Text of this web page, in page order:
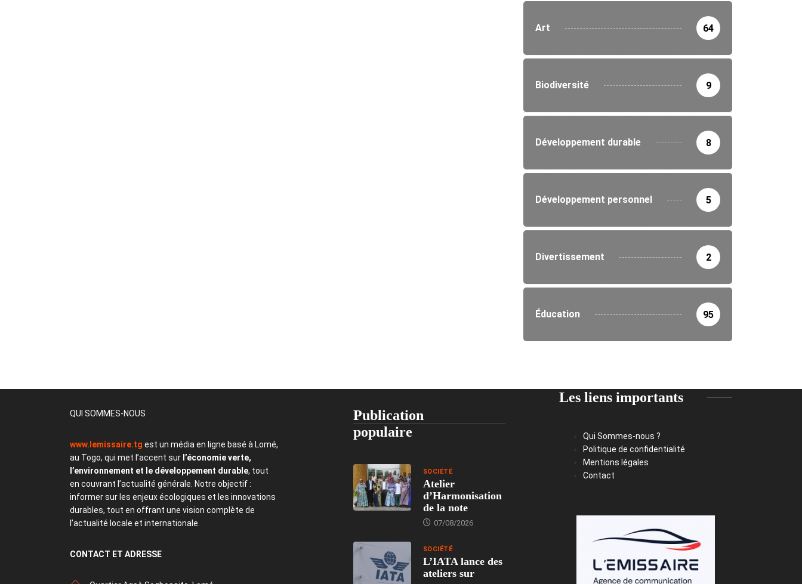
Art 64
Biodiversité 9
Développement durable 8
Développement personnel 5
Divertissement 2
Éducation 95
QUI SOMMES-NOUS
www.lemissaire.tg est un média en ligne basé à Lomé,
au Togo, qui met l’accent sur l’économie verte,
l’environnement et le développement durable, tout
en couvrant l’actualité générale. Notre objectif :
informer sur les enjeux écologiques et les innovations
durables, tout en offrant une vision complète de
l’actualité locale et internationale.
CONTACT ET ADRESSE
Publication
populaire
SOCIÉTÉ
Atelier
d’Harmonisation
de la note
07/08/2026
SOCIÉTÉ
L’IATA lance des
ateliers sur
Les liens importants
Qui Sommes-nous ?
Politique de confidentialité
Mentions légales
Contact